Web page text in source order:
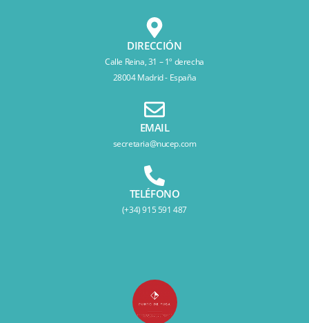
DIRECCIÓN
Calle Reina, 31 – 1º derecha
28004 Madrid - España
EMAIL
secretaria@nucep.com
TELÉFONO
(+34) 915 591 487